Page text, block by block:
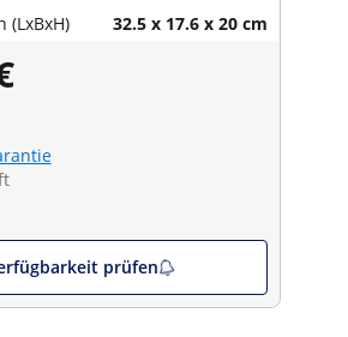
(LxBxH) 32.5 x 17.6 x 20 cm
prüfen